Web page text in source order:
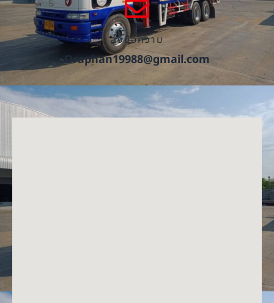
ส่งข้อความ
Oraphan19988@gmail.com